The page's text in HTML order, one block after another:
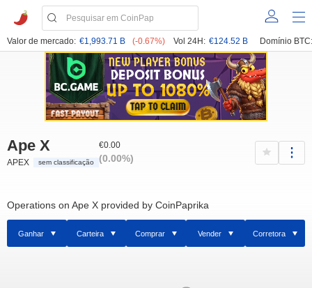
Valor de mercado: €1,993.71 B (-0.67%) Vol 24H: €124.52 B Domínio BTC:
Ape X
APEX sem classificação
€0.00
(0.00%)
Operations on Ape X provided by CoinPaprika
Ganhar Carteira Comprar Vender Corretora